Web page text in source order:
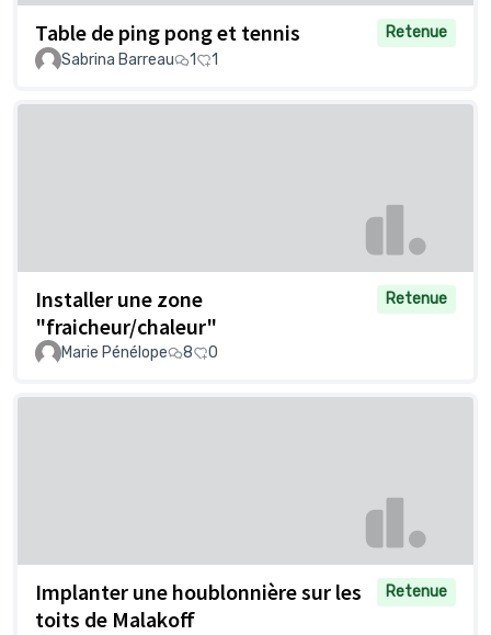
Table de ping pong et tennis
Retenue
Sabrina Barreau
1 1
Installer une zone
"fraicheur/chaleur"
Retenue
Marie Pénélope 8 0
Implanter une houblonnière sur les
toits de Malakoff
Retenue